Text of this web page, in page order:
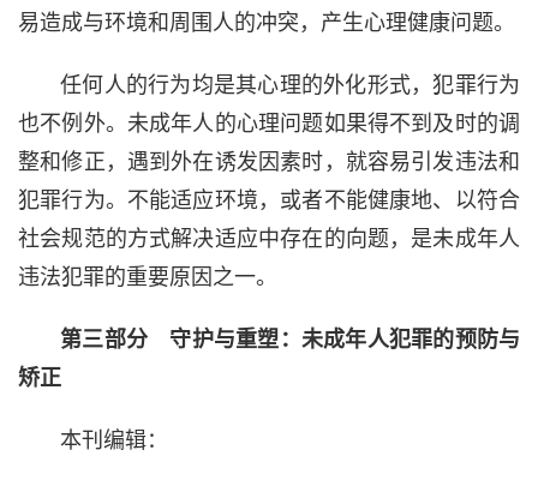
易造成与环境和周围人的冲突，产生心理健康问题。
任何人的行为均是其心理的外化形式，犯罪行为
也不例外。未成年人的心理问题如果得不到及时的调
整和修正，遇到外在诱发因素时，就容易引发违法和
犯罪行为。不能适应环境，或者不能健康地、以符合
社会规范的方式解决适应中存在的向题，是未成年人
违法犯罪的重要原因之一。
第三部分 守护与重塑：未成年人犯罪的预防与
矫正
本刊编辑：